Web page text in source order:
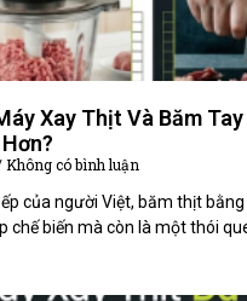
Xay Thịt Và Băm
Không có bình luận
của người Việt, băm thịt
chế biến mà còn là một thói